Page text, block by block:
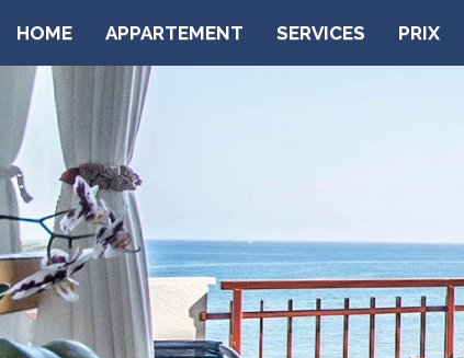
HOME APPARTEMENT SERVICES PRIX